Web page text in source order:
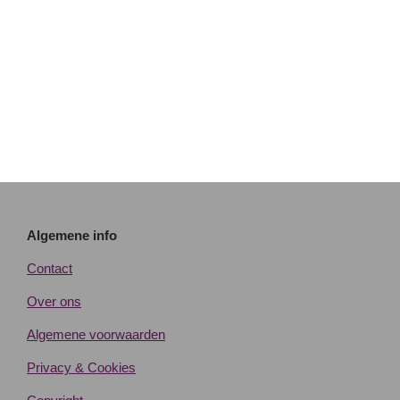
Algemene info
Contact
Over ons
Algemene voorwaarden
Privacy & Cookies